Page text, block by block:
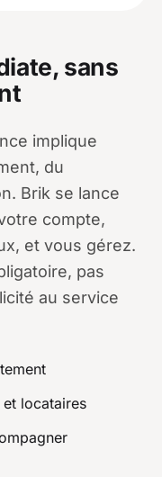
sans
implique
du
Brik se lance
compte,
et vous gérez.
pas
au service
locataires